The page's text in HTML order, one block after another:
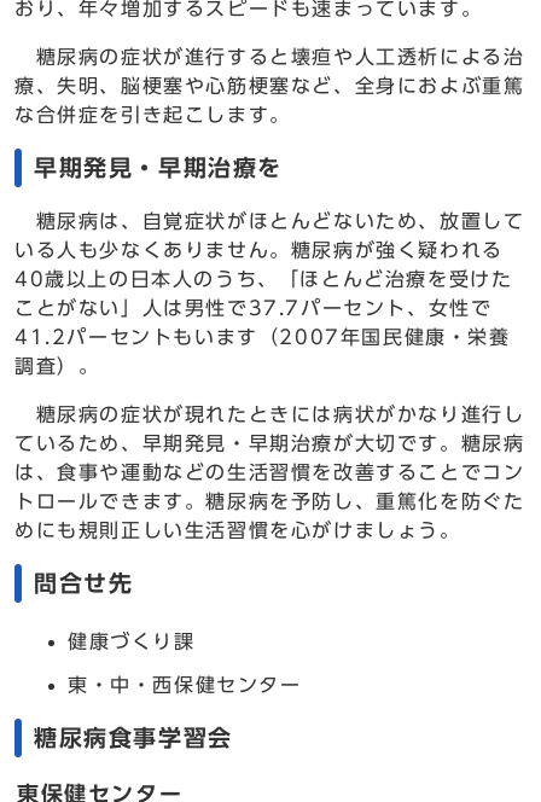
おり、年々増加するスピードも速まっています。
糖尿病の症状が進行すると壊疸や人工透析による治
療、失明、脳梗塞や心筋梗塞など、全身におよぶ重篤
な合併症を引き起こします。
早期発見・早期治療を
糖尿病は、自覚症状がほとんどないため、放置して
いる人も少なくありません。糖尿病が強く疑われる
40歳以上の日本人のうち、「ほとんど治療を受けた
ことがない」人は男性で37.7パーセント、女性で
41.2パーセントもいます（2007年国民健康・栄養
調査）。
糖尿病の症状が現れたときには病状がかなり進行し
ているため、早期発見・早期治療が大切です。糖尿病
は、食事や運動などの生活習慣を改善することでコン
トロールできます。糖尿病を予防し、重篤化を防ぐた
めにも規則正しい生活習慣を心がけましょう。
問合せ先
健康づくり課
東・中・西保健センター
糖尿病食事学習会
東保健センター